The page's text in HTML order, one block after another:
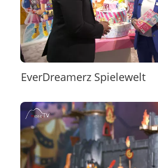
EverDreamerz Spielewelt